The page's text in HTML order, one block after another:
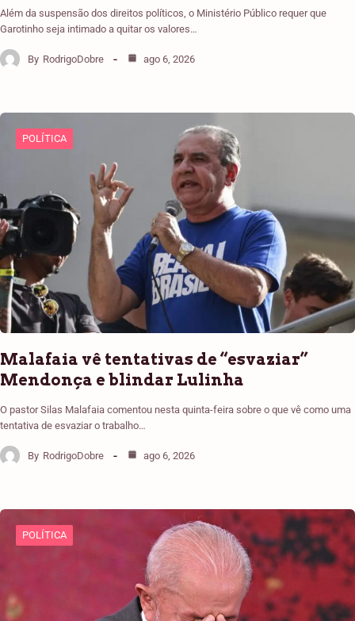
Além da suspensão dos direitos políticos, o Ministério Público requer que
Garotinho seja intimado a quitar os valores…
By RodrigoDobre ago 6, 2026
POLÍTICA
Malafaia vê tentativas de “esvaziar”
Mendonça e blindar Lulinha
O pastor Silas Malafaia comentou nesta quinta-feira sobre o que vê como uma
tentativa de esvaziar o trabalho…
By RodrigoDobre ago 6, 2026
POLÍTICA